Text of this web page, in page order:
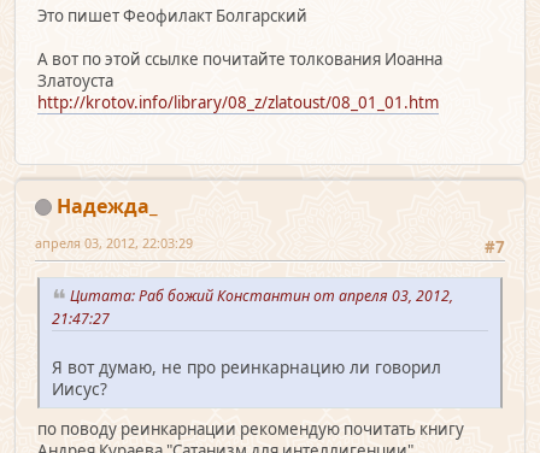
Это пишет Феофилакт Болгарский
А вот по этой ссылке почитайте толкования Иоанна
Златоуста
http://krotov.info/library/08_z/zlatoust/08_01_01.htm
Надежда_
#7
апреля 03, 2012, 22:03:29
Цитата: Раб божий Константин от апреля 03, 2012,
21:47:27
Я вот думаю, не про реинкарнацию ли говорил
Иисус?
по поводу реинкарнации рекомендую почитать книгу